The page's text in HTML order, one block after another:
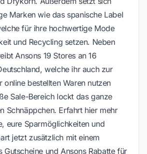
Marken wie das spanische Label
für ihre hochwertige Mode
und Recycling setzen. Neben
Ansons 19 Stores an 16
welche ihr auch zur
online bestellten Waren nutzen
Sale-Bereich lockt das ganze
Schnäppchen. Erfahrt hier mehr
eure Sparmöglichkeiten und
jetzt zusätzlich mit einem
Gutscheine und Ansons Rabatte für